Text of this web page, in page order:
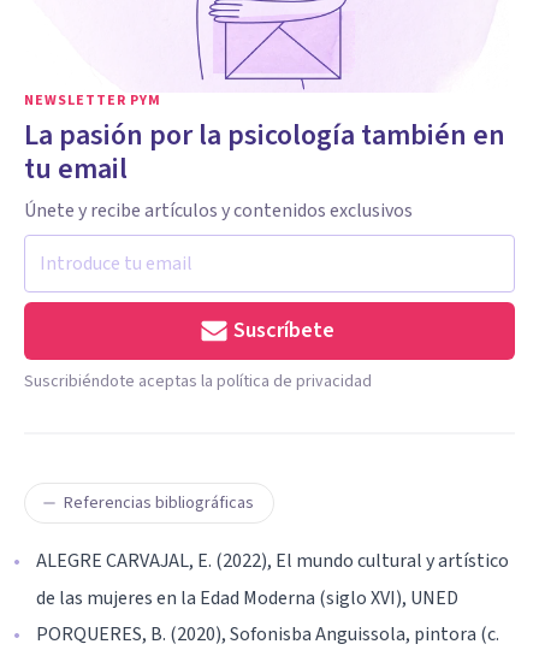
NEWSLETTER PYM
La pasión por la psicología también en
tu email
Únete y recibe artículos y contenidos exclusivos
Suscríbete
Suscribiéndote aceptas la política de privacidad
Referencias bibliográficas
ALEGRE CARVAJAL, E. (2022), El mundo cultural y artístico
de las mujeres en la Edad Moderna (siglo XVI), UNED
PORQUERES, B. (2020), Sofonisba Anguissola, pintora (c.